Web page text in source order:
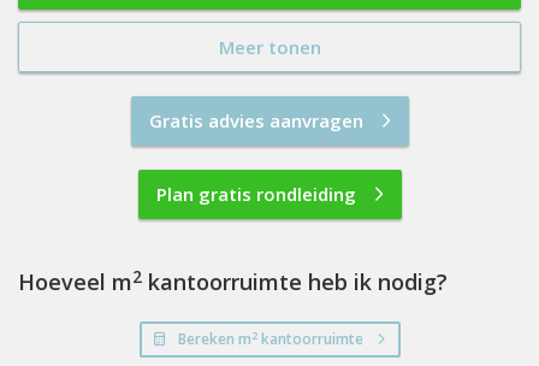
Meer tonen
Gratis advies aanvragen
Plan gratis rondleiding
Hoeveel m2 kantoorruimte heb ik nodig?
Bereken m2kantoorruimte